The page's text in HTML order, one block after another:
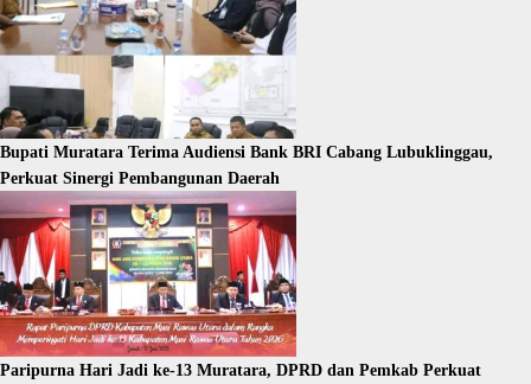
Bupati Muratara Terima Audiensi Bank BRI Cabang Lubuklinggau,
Perkuat Sinergi Pembangunan Daerah
Paripurna Hari Jadi ke-13 Muratara, DPRD dan Pemkab Perkuat